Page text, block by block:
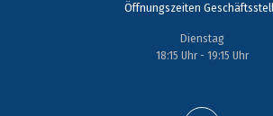
Öffnungszeiten
Dienstag
18:15 Uhr - 19:15 Uhr